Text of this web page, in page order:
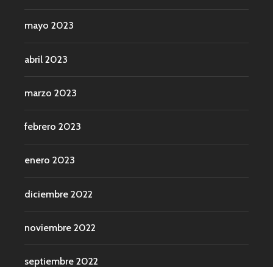
mayo 2023
abril 2023
marzo 2023
febrero 2023
enero 2023
diciembre 2022
noviembre 2022
septiembre 2022